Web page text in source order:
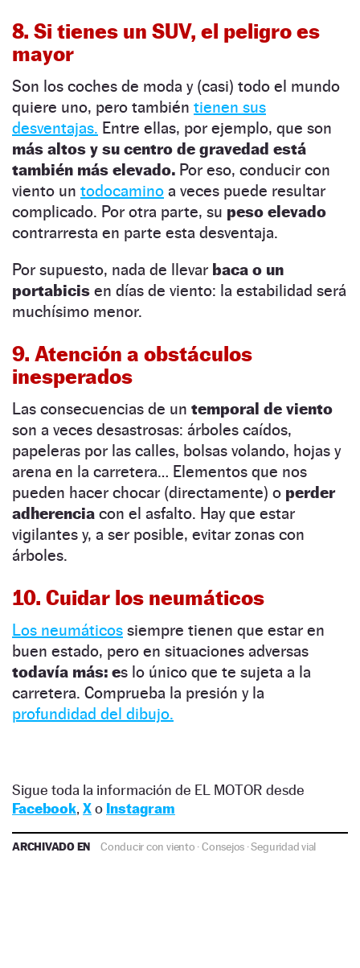
8. Si tienes un SUV, el peligro es
mayor
Son los coches de moda y (casi) todo el mundo
quiere uno, pero también tienen sus
desventajas. Entre ellas, por ejemplo, que son
más altos y su centro de gravedad está
también más elevado. Por eso, conducir con
viento un todocamino a veces puede resultar
complicado. Por otra parte, su peso elevado
contrarresta en parte esta desventaja.
Por supuesto, nada de llevar baca o un
portabicis en días de viento: la estabilidad será
muchísimo menor.
9. Atención a obstáculos
inesperados
Las consecuencias de un temporal de viento
son a veces desastrosas: árboles caídos,
papeleras por las calles, bolsas volando, hojas y
arena en la carretera… Elementos que nos
pueden hacer chocar (directamente) o perder
adherencia con el asfalto. Hay que estar
vigilantes y, a ser posible, evitar zonas con
árboles.
10. Cuidar los neumáticos
Los neumáticos siempre tienen que estar en
buen estado, pero en situaciones adversas
todavía más: es lo único que te sujeta a la
carretera. Comprueba la presión y la
profundidad del dibujo.
Sigue toda la información de EL MOTOR desde
Facebook, Xo Instagram
ARCHIVADO EN Conducir con viento ·Consejos ·Seguridad vial